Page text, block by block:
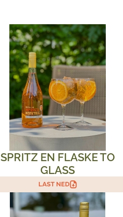
SPRITZ EN FLASKE TO
GLASS
LAST NED